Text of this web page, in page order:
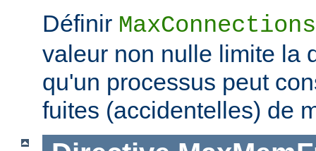
Définir
valeur non nulle limite la
qu'un processus peut
fuites (accidentelles) de